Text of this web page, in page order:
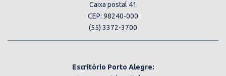
Caixa postal 41
CEP: 98240-000
(55) 3372-3700
Escritório Porto Alegre: